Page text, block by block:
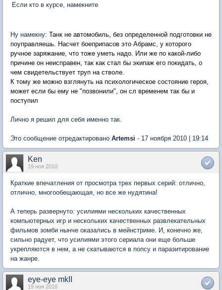
Если кто в курсе, намекните
Ну намекну: Танк не автомобиль, без определенной подготовки не
поуправляешь. Насчет боеприпасов это Абрамс, у которого
ручное заряжание, что тоже уметь надо. Или же по какой-либо
причине он неисправен, так как стал бы экипаж его покидать, о
чем свидетельствует труп на стволе.
К тому же можно взглянуть на психологическое состояние героя,
может если бы ему не "позвонили", он сл временем так бы и
поступил
Лично я решил для себя именно так.
Это сообщение отредактировано Artemsi - 17 ноября 2010 | 19:14
Ken
19 ноя 2010
Краткие впечатления от просмотра трех первых серий: отлично,
отлично, многообещающая, но все же нудятина!
А теперь развернуто: усилиями нескольких качественных
компьютерных игр и нескольких качественных развлекательных
фильмов зомби нынче оказались в мейнстриме. И, конечно же,
сильно радует, что усилиями этого сериала они еще больше
укрепляются в нем, а не скатываются в попсу и паразитирование
на жанре.
eye-eye mkII
19 ноя 2010